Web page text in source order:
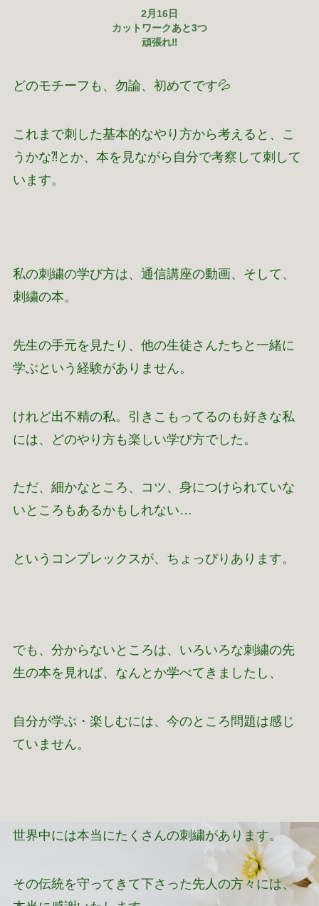
2月16日
カットワークあと3つ
頑張れ‼
どのモチーフも、勿論、初めてです💦
これまで刺した基本的なやり方から考えると、こ
うかな⁈とか、本を見ながら自分で考察して刺して
います。
私の刺繍の学び方は、通信講座の動画、そして、
刺繍の本。
先生の手元を見たり、他の生徒さんたちと一緒に
学ぶという経験がありません。
けれど出不精の私。引きこもってるのも好きな私
には、どのやり方も楽しい学び方でした。
ただ、細かなところ、コツ、身につけられていな
いところもあるかもしれない…
というコンプレックスが、ちょっぴりあります。
でも、分からないところは、いろいろな刺繍の先
生の本を見れば、なんとか学べてきましたし、
自分が学ぶ・楽しむには、今のところ問題は感じ
ていません。
世界中には本当にたくさんの刺繍があります。
その伝統を守ってきて下さった先人の方々には、